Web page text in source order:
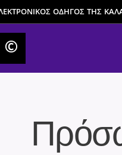
ΟΔΗΓΟΣ ΤΗΣ